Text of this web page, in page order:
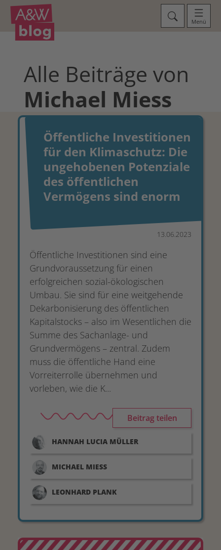
Menü
Alle Beiträge von
Michael Miess
Öffentliche Investitionen
für den Klimaschutz: Die
ungehobenen Potenziale
des öffentlichen
Vermögens sind enorm
Öffentliche Investitionen sind eine
Grundvoraussetzung für einen
erfolgreichen sozial-ökologischen
Umbau. Sie sind für eine weitgehende
Dekarbonisierung des öffentlichen
Kapitalstocks – also im Wesentlichen die
Summe des Sachanlage- und
Grundvermögens – zentral. Zudem
muss die öffentliche Hand eine
Vorreiterrolle übernehmen und
vorleben, wie die K...
Beitrag teilen
HANNAH LUCIA MÜLLER
MICHAEL MIESS
LEONHARD PLANK
13.06.2023